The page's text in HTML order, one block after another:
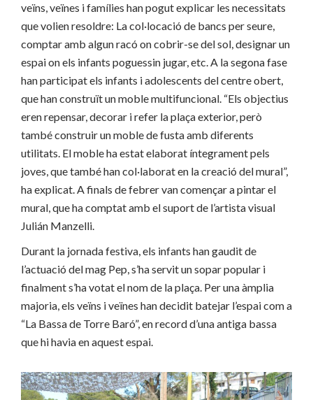
veïns, veïnes i famílies han pogut explicar les necessitats
que volien resoldre: La col·locació de bancs per seure,
comptar amb algun racó on cobrir-se del sol, designar un
espai on els infants poguessin jugar, etc. A la segona fase
han participat els infants i adolescents del centre obert,
que han construït un moble multifuncional. “Els objectius
eren repensar, decorar i refer la plaça exterior, però
també construir un moble de fusta amb diferents
utilitats. El moble ha estat elaborat íntegrament pels
joves, que també han col·laborat en la creació del mural”,
ha explicat. A finals de febrer van començar a pintar el
mural, que ha comptat amb el suport de l’artista visual
Julián Manzelli.
Durant la jornada festiva, els infants han gaudit de
l’actuació del mag Pep, s’ha servit un sopar popular i
finalment s’ha votat el nom de la plaça. Per una àmplia
majoria, els veïns i veïnes han decidit batejar l’espai com a
“La Bassa de Torre Baró”, en record d’una antiga bassa
que hi havia en aquest espai.